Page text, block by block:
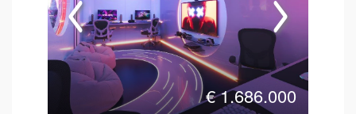
€1.686.000